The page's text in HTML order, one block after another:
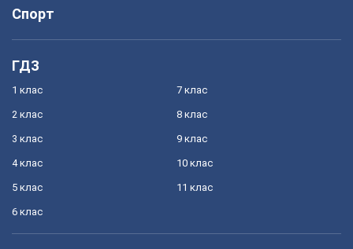
Спорт
ГДЗ
1 клас
2 клас
3 клас
4 клас
5 клас
6 клас
7 клас
8 клас
9 клас
10 клас
11 клас